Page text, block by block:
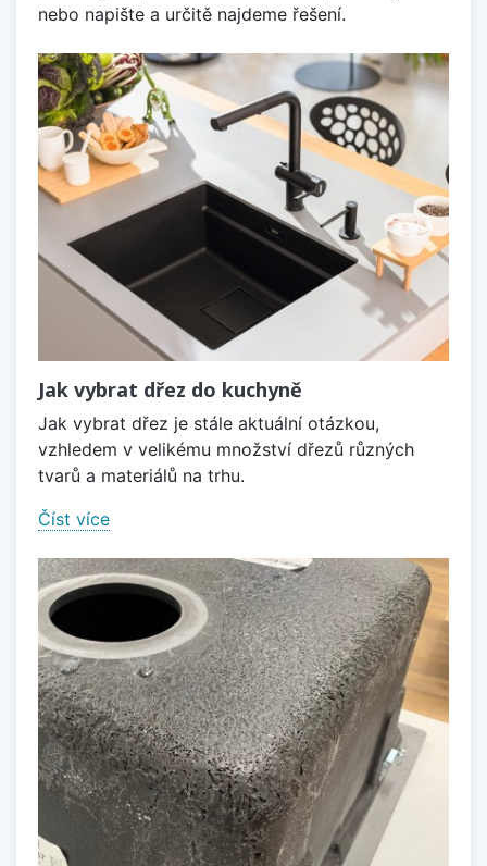
nebo napište a určitě najdeme řešení.
Jak vybrat dřez do kuchyně
Jak vybrat dřez je stále aktuální otázkou,
vzhledem v velikému množství dřezů různých
tvarů a materiálů na trhu.
Číst více